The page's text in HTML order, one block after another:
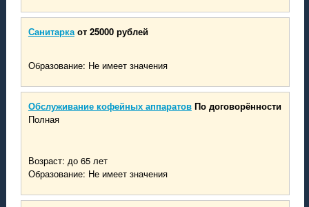
Санитарка от 25000 рублей
Образование: Не имеет значения
Обслуживание кофейных аппаратов По договорённости
Полная
Возраст: до 65 лет
Образование: Не имеет значения